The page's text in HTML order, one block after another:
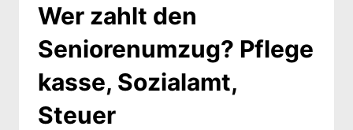
GELINGT
Wer zahlt den
Seniorenumzug? Pflege
kasse, Sozialamt,
Steuer